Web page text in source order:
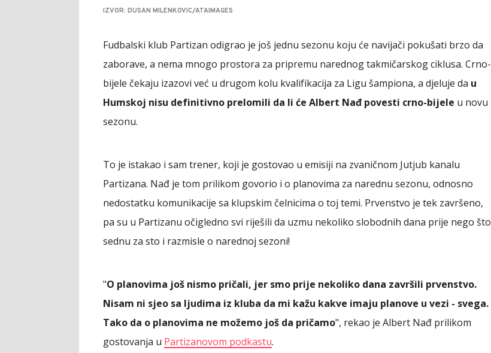
IZVOR: DUSAN MILENKOVIC/ATAIMAGES
Fudbalski klub Partizan odigrao je još jednu sezonu koju će navijači pokušati brzo da
zaborave, a nema mnogo prostora za pripremu narednog takmičarskog ciklusa. Crno-
bijele čekaju izazovi već u drugom kolu kvalifikacija za Ligu šampiona, a djeluje da u
Humskoj nisu definitivno prelomili da li će Albert Nađ povesti crno-bijele u novu
sezonu.
To je istakao i sam trener, koji je gostovao u emisiji na zvaničnom Jutjub kanalu
Partizana. Nađ je tom prilikom govorio i o planovima za narednu sezonu, odnosno
nedostatku komunikacije sa klupskim čelnicima o toj temi. Prvenstvo je tek završeno,
pa su u Partizanu očigledno svi riješili da uzmu nekoliko slobodnih dana prije nego što
sednu za sto i razmisle o narednoj sezoni!
"O planovima još nismo pričali, jer smo prije nekoliko dana završili prvenstvo.
Nisam ni sjeo sa ljudima iz kluba da mi kažu kakve imaju planove u vezi - svega.
Tako da o planovima ne možemo još da pričamo", rekao je Albert Nađ prilikom
gostovanja u Partizanovom podkastu.